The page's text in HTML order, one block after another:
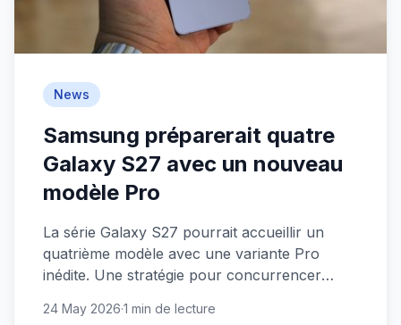
News
Samsung préparerait quatre
Galaxy S27 avec un nouveau
modèle Pro
La série Galaxy S27 pourrait accueillir un
quatrième modèle avec une variante Pro
inédite. Une stratégie pour concurrencer
24 May 2026·1 min de lecture